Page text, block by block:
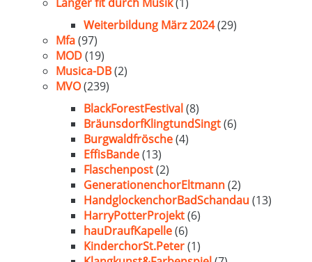
Weiterbildung März 2024(29)
Mfa(97)
MOD(19)
Musica-DB(2)
MVO(239)
BlackForestFestival(8)
BräunsdorfKlingtundSingt(6)
Burgwaldfrösche(4)
EffisBande(13)
Flaschenpost(2)
GenerationenchorEltmann(2)
HandglockenchorBadSchandau(13)
HarryPotterProjekt(6)
hauDraufKapelle(6)
KinderchorSt.Peter(1)